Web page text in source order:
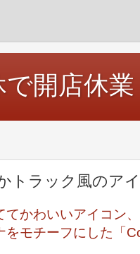
開店休業
トラック風のア
てかわいいアイコン
をモチーフにした「